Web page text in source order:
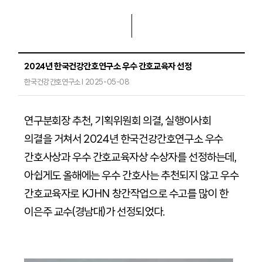
2024년 한국건강간호연구소 우수 간호교육자 선정
한국건강간호연구소 I 2025-05-08
연구분회장 추천, 기획위원회 의결, 실행이사회
의결을 거쳐서 2024년 한국건강간호연구소 우수
간호사상과 우수 간호교육자상 수상자를 선정하는데 ,
아쉽게도 올해에는 우수 간호사는 추천되지 않고 우수
간호교육자로 KJHN 창간작업으로 수고를 많이 한
이은주 교수(경남대)가 선정되었다.